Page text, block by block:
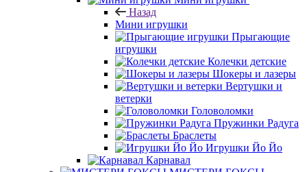
Назад
Мини игрушки
Прыгающие
игрушки
Колечки детские
Шокеры и лазеры
Вертушки и
ветерки
Головоломки
Пружинки Радуга
Браслеты
Игрушки Йо Йо
Карнавал